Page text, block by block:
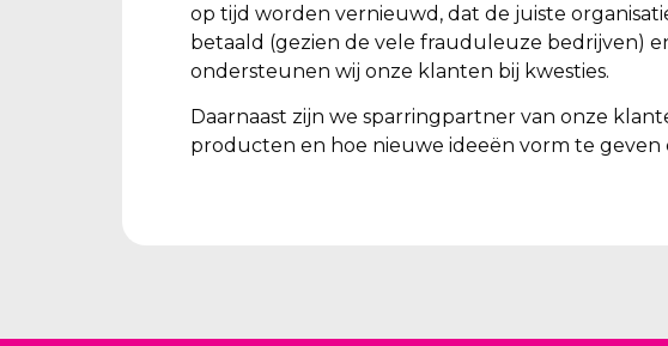
op tijd worden vernieuwd, dat de juiste
betaald (gezien de vele frauduleuze bedrijven)
ondersteunen wij onze klanten bij kwesties.
Daarnaast zijn we sparringpartner van onze
producten en hoe nieuwe ideeën vorm te geven